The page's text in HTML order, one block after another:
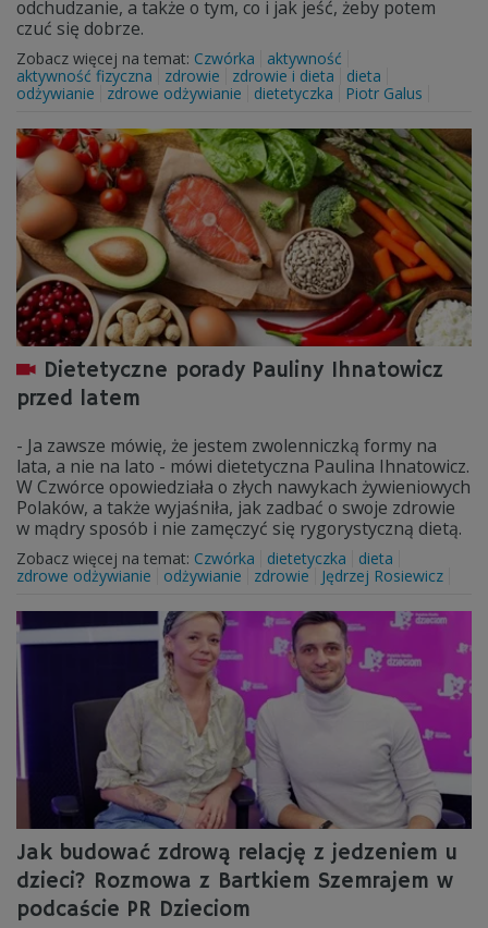
odchudzanie, a także o tym, co i jak jeść, żeby potem
czuć się dobrze.
Zobacz więcej na temat: Czwórka
aktywność
aktywność fizyczna
zdrowie zdrowie i dieta
dieta
odżywianie
zdrowe odżywianie dietetyczka Piotr Galus
Dietetyczne porady Pauliny Ihnatowicz
przed latem
- Ja zawsze mówię, że jestem zwolenniczką formy na
lata, a nie na lato - mówi dietetyczna Paulina Ihnatowicz.
W Czwórce opowiedziała o złych nawykach żywieniowych
Polaków, a także wyjaśniła, jak zadbać o swoje zdrowie
w mądry sposób i nie zamęczyć się rygorystyczną dietą.
Zobacz więcej na temat: Czwórka dietetyczka
dieta
zdrowe odżywianie
odżywianie zdrowie Jędrzej Rosiewicz
Jak budować zdrową relację z jedzeniem u
dzieci? Rozmowa z Bartkiem Szemrajem w
podcaście PR Dzieciom